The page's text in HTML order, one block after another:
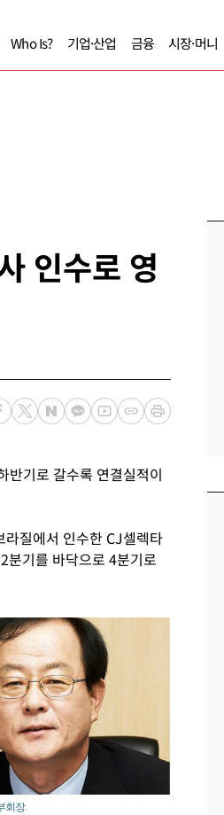
Who Is? 기업·산업 금융 시장·머니
인수로 영
반기로 갈수록 연결실적이
질에서 인수한 CJ셀렉타
분기를 바닥으로 4분기로
회장.